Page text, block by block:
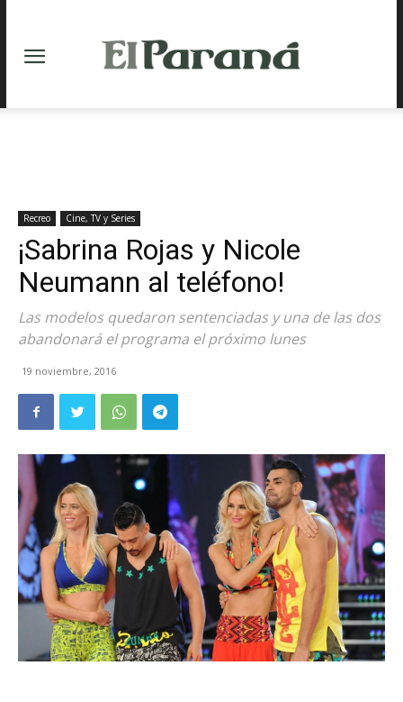
Recreo Cine, TV y Series
¡Sabrina Rojas y Nicole
Neumann al teléfono!
Las modelos quedaron sentenciadas y una de las dos
abandonará el programa el próximo lunes
19 noviembre, 2016